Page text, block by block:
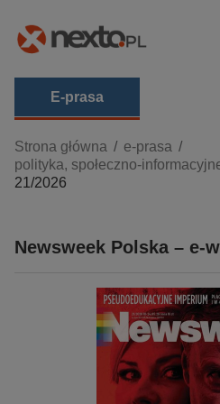
E-prasa
Kategorie
Zobacz wszystkie E-prasa
biznesowe, branżowe,
dzienniki
edukacja
hobby, sport, rozrywka
komputery, internet,
Strona główna
e-prasa
polityka, społeczno-
21/2026
Newsweek Polska – e-